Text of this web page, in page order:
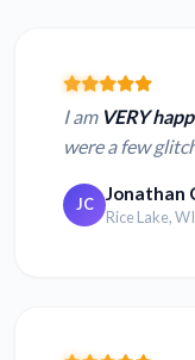
I am VERY
were a few
JC Jonathan
Rice Lake,